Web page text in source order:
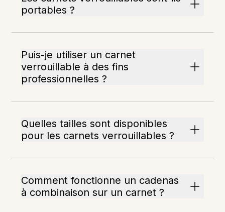
portables ?
Puis-je utiliser un carnet
verrouillable à des fins
professionnelles ?
Quelles tailles sont disponibles
pour les carnets verrouillables ?
Comment fonctionne un cadenas
à combinaison sur un carnet ?